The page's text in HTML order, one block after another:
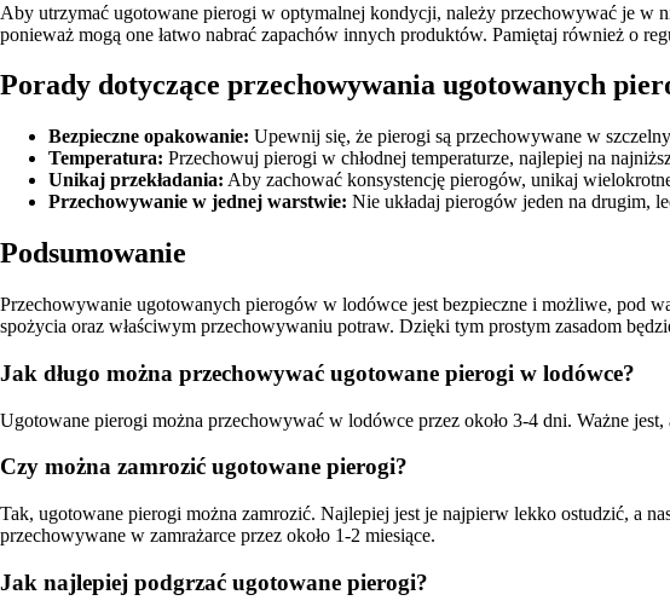
Aby utrzymać ugotowane pierogi w optymalnej kondycji, należy przechowywać je w
ponieważ mogą one łatwo nabrać zapachów innych produktów. Pamiętaj również o
Porady dotyczące przechowywania ugotowanych
Bezpieczne opakowanie: Upewnij się, że pierogi są przechowywane w
Temperatura: Przechowuj pierogi w chłodnej temperaturze, najlepiej na
Unikaj przekładania: Aby zachować konsystencję pierogów, unikaj
Przechowywanie w jednej warstwie: Nie układaj pierogów jeden na drugim,
Podsumowanie
Przechowywanie ugotowanych pierogów w lodówce jest bezpieczne i możliwe, pod
spożycia oraz właściwym przechowywaniu potraw. Dzięki tym prostym zasadom
Jak długo można przechowywać ugotowane pierogi w lodówce?
Ugotowane pierogi można przechowywać w lodówce przez około 3-4 dni. Ważne
Czy można zamrozić ugotowane pierogi?
Tak, ugotowane pierogi można zamrozić. Najlepiej jest je najpierw lekko ostudzić, a
przechowywane w zamrażarce przez około 1-2 miesiące.
Jak najlepiej podgrzać ugotowane pierogi?